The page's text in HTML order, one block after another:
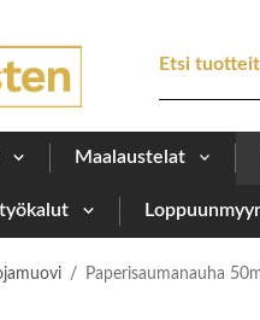
Maalaustelat
/ Paperisaumanauha